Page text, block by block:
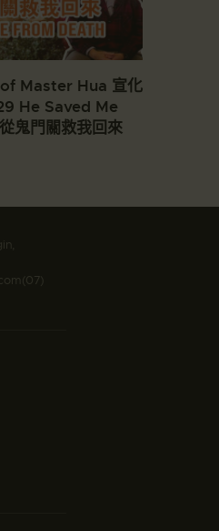
Master Hua 宣化
He Saved Me
鬼門關救我回來
(07)